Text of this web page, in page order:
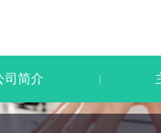
司简介 |